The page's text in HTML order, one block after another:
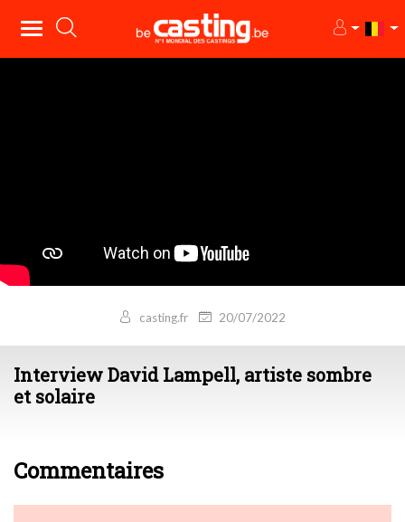
casting.fr 20/07/2022
Interview David Lampell, artiste sombre
et solaire
Commentaires